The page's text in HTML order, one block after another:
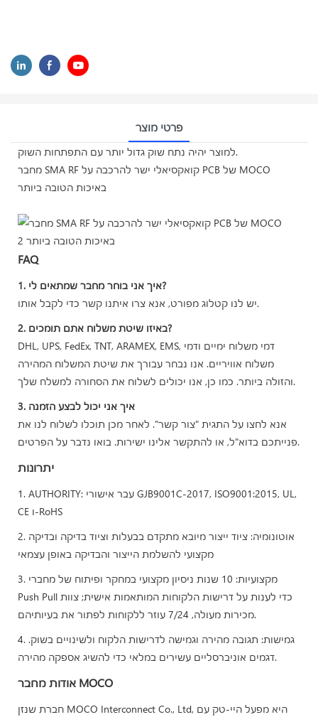
פרטי מוצר
למוצר יהיה נתח שוק גדול יותר עם התפתחות השוק.
מחבר SMA RF קואקסיאלי ישר להרכבה על PCB של MOCO
באיכות הטובה ביותר
FAQ
1. איך אני בוחר מחבר שמתאים לי?
יש לנו קטלוג מפורט, אנא צרו איתנו קשר כדי לקבל אותו.
2. באיזו שיטת משלוח אתם תומכים?
DHL, UPS, FedEx, TNT, ARAMEX, EMS, דמי משלוח ימיים ודמי
משלוח אוויריים. אנו נבחר עבורך את שיטת המשלוח המהירה
והזולה ביותר. כמו כן, אנו יכולים לשלוח את הסחורה למשלח שלך.
3. איך אני יכול לבצע הזמנה
אנא לחצו על התגית "צור קשר". לאחר מכן תוכלו לשלוח לנו את
פנייתכם בדוא"ל, או להתקשר אלינו ישירות. בואו נדבר על הפרטים.
יתרונות
1. AUTHORITY: עבר אישורי GJB9001C-2017, ISO9001:2015, UL,
CE ו-RoHS
2. אוטונומיה: ציוד ייצור מיובא מתקדם בבעלות וציוד בדיקה ובדיקה
מקצועי להשלמת הייצור והבדיקה באופן עצמאי
3. מקצועיות: 10 שנות ניסיון מקצועי במחקר ופיתוח של מחברי
Push Pull כדי לענות על דרישות הלקוחות המותאמות אישית; צוות
מכירות מעולה, 7/24 עוזר ללקוחות לפתור את בעיותיהם.
4. גמישות: תגובה מהירה וגמישה לדרישות הלקוח ולשינויים בשוק.
דגמים אוניברסליים עשירים במלאי כדי להשיג אספקה ​​מהירה.
אודות מחבר MOCO
חברת שנזן MOCO Interconnect Co., Ltd, היא מפעל היי-טק עם